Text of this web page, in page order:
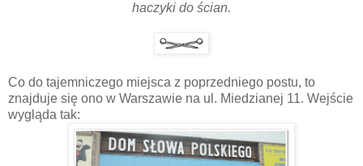
haczyki do ścian.
Co do tajemniczego miejsca z poprzedniego postu, to
znajduje się ono w Warszawie na ul. Miedzianej 11. Wejście
wygląda tak: